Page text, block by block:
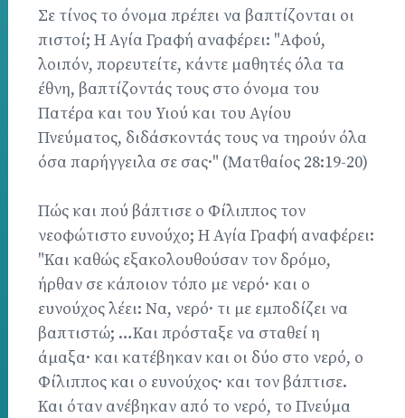
Σε τίνος το όνομα πρέπει να βαπτίζονται οι
πιστοί; Η Αγία Γραφή αναφέρει: "Αφού,
λοιπόν, πορευτείτε, κάντε μαθητές όλα τα
έθνη, βαπτίζοντάς τους στο όνομα του
Πατέρα και του Υιού και του Αγίου
Πνεύματος, διδάσκοντάς τους να τηρούν όλα
όσα παρήγγειλα σε σας·" (Ματθαίος 28:19-20)
Πώς και πού βάπτισε ο Φίλιππος τον
νεοφώτιστο ευνούχο; Η Αγία Γραφή αναφέρει:
"Και καθώς εξακολουθούσαν τον δρόμο,
ήρθαν σε κάποιον τόπο με νερό· και ο
ευνούχος λέει: Να, νερό· τι με εμποδίζει να
βαπτιστώ; …Και πρόσταξε να σταθεί η
άμαξα· και κατέβηκαν και οι δύο στο νερό, ο
Φίλιππος και ο ευνούχος· και τον βάπτισε.
Και όταν ανέβηκαν από το νερό, το Πνεύμα